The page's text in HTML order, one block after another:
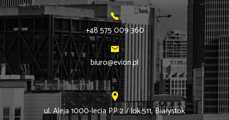
+48 575 009 360
biuro@evion.pl
ul. Aleja 1000-lecia PP 2 / lok.511, Białystok